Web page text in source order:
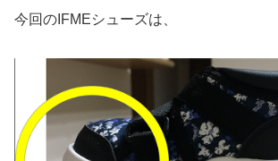
今回のIFMEシューズは、